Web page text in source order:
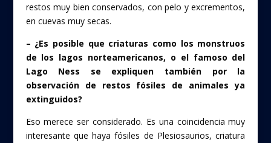
restos muy bien conservados, con pelo y excrementos,
en cuevas muy secas.
– ¿Es posible que criaturas como los monstruos
de los lagos norteamericanos, o el famoso del
Lago Ness se expliquen también por la
observación de restos fósiles de animales ya
extinguidos?
Eso merece ser considerado. Es una coincidencia muy
interesante que haya fósiles de Plesiosaurios, criatura